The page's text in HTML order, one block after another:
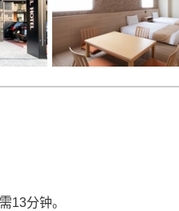
13分钟。